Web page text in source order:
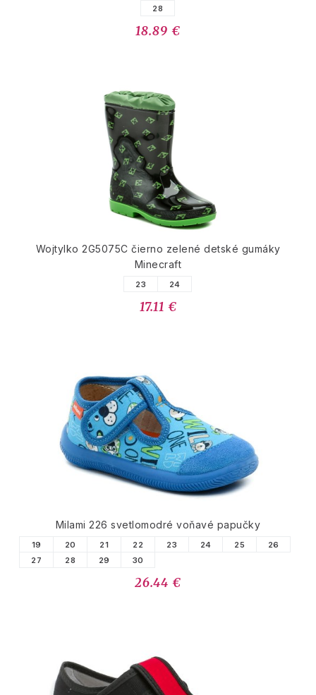
28
18.89 €
Wojtylko 2G5075C čierno zelené detské gumáky
Minecraft
23 24
17.11 €
Milami 226 svetlomodré voňavé papučky
19 20 21 22 23 24 25
26
27
28 29 30
26.44 €